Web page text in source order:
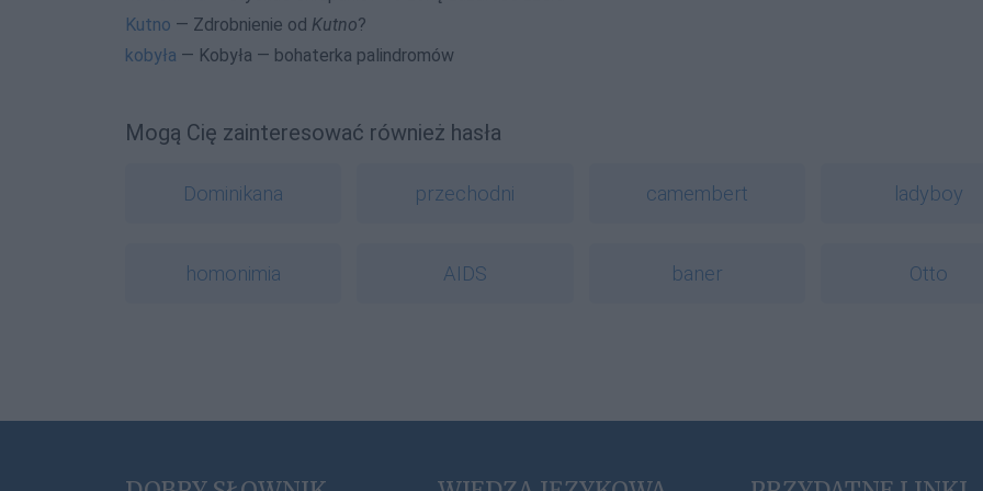
Kutno — Zdrobnienie od Kutno?
kobyła — Kobyła — bohaterka palindromów
Mogą Cię zainteresować również hasła
Dominikana przechodni camembert ladyboy
homonimia AIDS baner Otto